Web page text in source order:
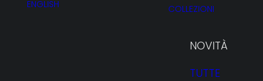
ENGLISH COLLEZIONI
NOVITÀ
TUTTE